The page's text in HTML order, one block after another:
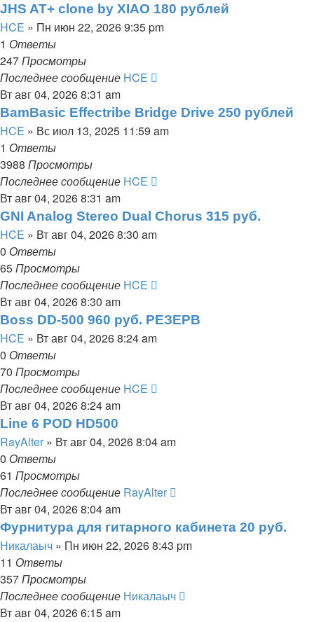
JHS AT+ clone by XIAO 180 рублей
HCE » Пн июн 22, 2026 9:35 pm
1 Ответы
247Просмотры
Последнее сообщение HCE
Вт авг 04, 2026 8:31 am
BamBasic Effectribe Bridge Drive 250 рублей
HCE » Вс июл 13, 2025 11:59 am
1 Ответы
3988 Просмотры
Последнее сообщение HCE
Вт авг 04, 2026 8:31 am
GNI Analog Stereo Dual Chorus 315 руб.
HCE » Вт авг 04, 2026 8:30 am
0 Ответы
65Просмотры
Последнее сообщение HCE
Вт авг 04, 2026 8:30 am
Boss DD-500 960 руб. РЕЗЕРВ
HCE » Вт авг 04, 2026 8:24 am
0 Ответы
70 Просмотры
Последнее сообщение HCE
Вт авг 04, 2026 8:24 am
Line 6 POD HD500
RayAlter » Вт авг 04, 2026 8:04 am
0 Ответы
61 Просмотры
Последнее сообщение RayAlter
Вт авг 04, 2026 8:04 am
Фурнитура для гитарного кабинета 20 руб.
Никалаыч » Пн июн 22, 2026 8:43 pm
11 Ответы
357Просмотры
Последнее сообщение Никалаыч
Вт авг 04, 2026 6:15 am